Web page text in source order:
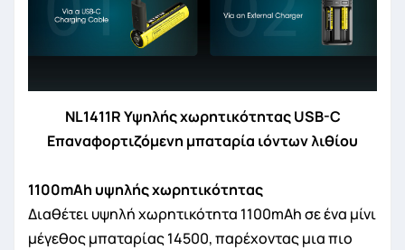
NL1411R Υψηλής χωρητικότητας USB-C
Επαναφορτιζόμενη μπαταρία ιόντων λιθίου
1100mAh υψηλής χωρητικότητας
Διαθέτει υψηλή χωρητικότητα 1100mAh σε ένα μίνι
μέγεθος μπαταρίας 14500, παρέχοντας μια πιο